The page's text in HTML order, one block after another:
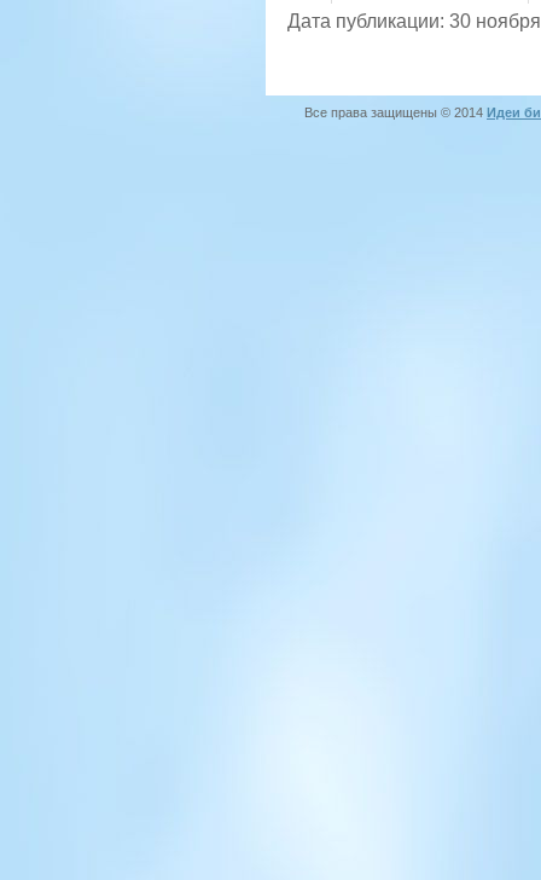
Дата публикации: 30
Все права защищены © 2014 Идеи